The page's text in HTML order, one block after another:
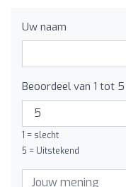
Uw naam
Beoordeel van 1 tot
1 = slecht
5 = Uitstekend